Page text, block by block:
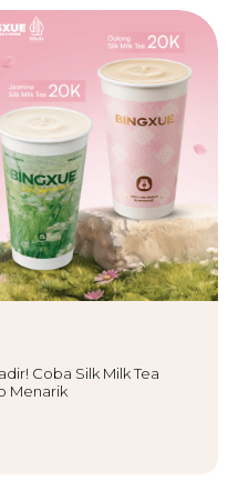
Coba Silk Milk Tea
Menarik